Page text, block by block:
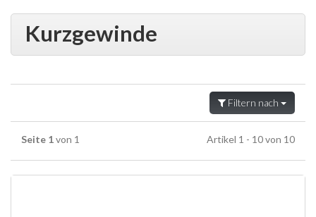
Kurzgewinde
Filtern nach
Seite 1von 1 Artikel 1 - 10 von 10